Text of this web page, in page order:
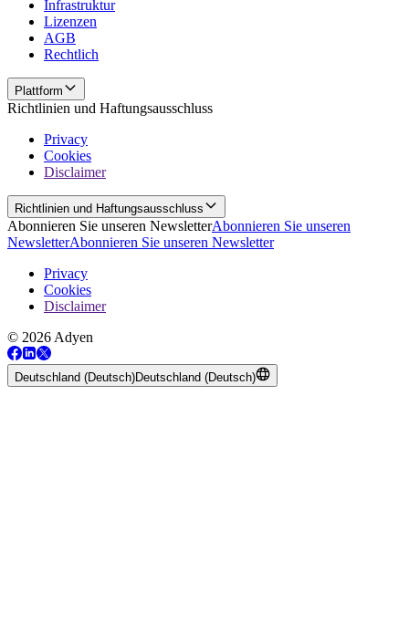
Infrastruktur
Lizenzen
AGB
Rechtlich
Plattform
Richtlinien und Haftungsausschluss
Privacy
Cookies
Disclaimer
Richtlinien und Haftungsausschluss
Abonnieren Sie unseren NewsletterAbonnieren Sie unseren
NewsletterAbonnieren Sie unseren Newsletter
Privacy
Cookies
Disclaimer
© 2026 Adyen
Deutschland (Deutsch)Deutschland (Deutsch)